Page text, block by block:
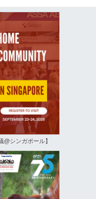
@シンガポール】